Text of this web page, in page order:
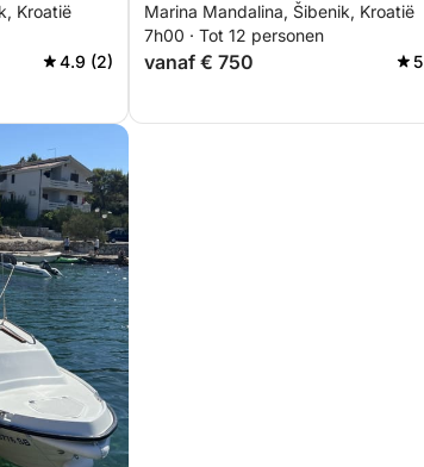
Kroatië
4.9 (2)
Krapanj, Krbela en Zlarin
Marina Mandalina, Šibenik, Kroatië
7h00 · Tot 12 personen
vanaf € 750